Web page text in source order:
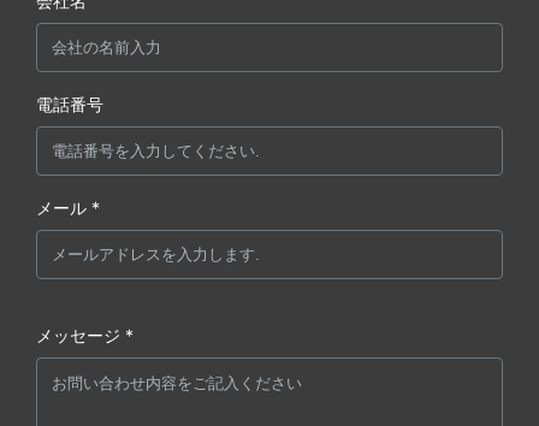
電話番号
メール *
メッセージ *